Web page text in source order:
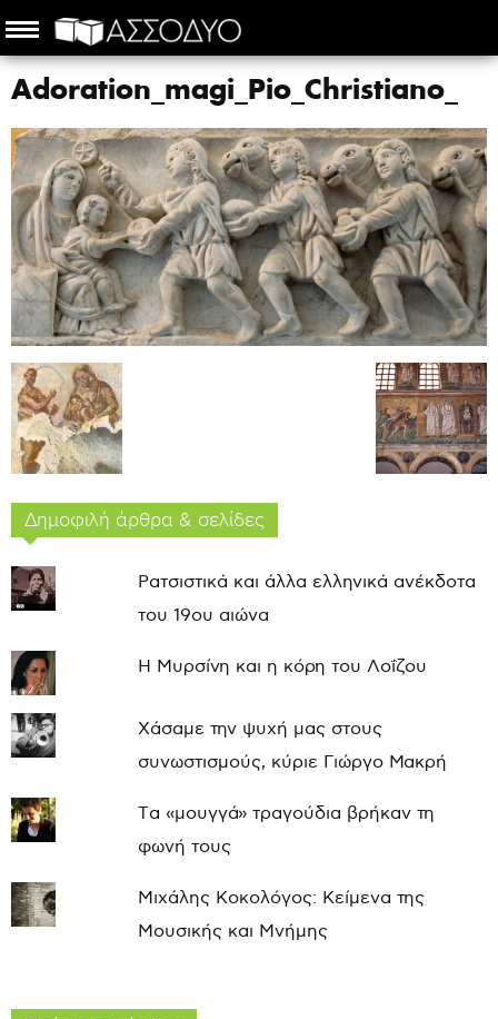
Adoration_magi_Pio_Christiano_
Δημοφιλή άρθρα & σελίδες
Ρατσιστικά και άλλα ελληνικά ανέκδοτα
του 19ου αιώνα
Η Μυρσίνη και η κόρη του Λοΐζου
Χάσαμε την ψυχή μας στους
συνωστισμούς, κύριε Γιώργο Μακρή
Τα «μουγγά» τραγούδια βρήκαν τη
φωνή τους
Μιχάλης Κοκολόγος: Κείμενα της
Μουσικής και Μνήμης